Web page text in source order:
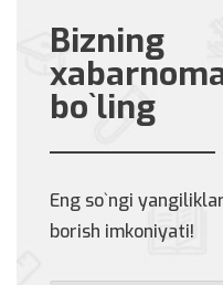
Bizning
bo`ling
Eng so`ngi
borish imkoniyati!